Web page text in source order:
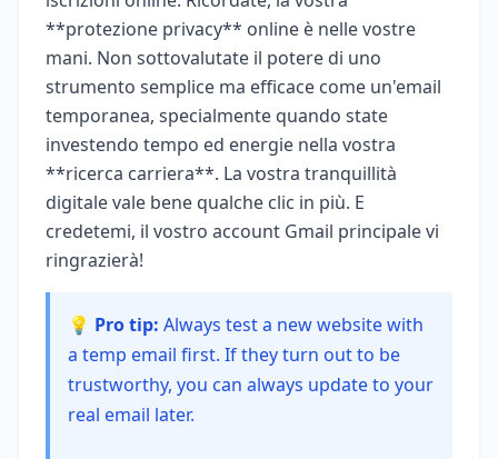
**protezione privacy** online è nelle vostre
mani. Non sottovalutate il potere di uno
strumento semplice ma efficace come un'email
temporanea, specialmente quando state
investendo tempo ed energie nella vostra
**ricerca carriera**. La vostra tranquillità
digitale vale bene qualche clic in più. E
credetemi, il vostro account Gmail principale vi
ringrazierà!
💡 Pro tip: Always test a new website with
a temp email first. If they turn out to be
trustworthy, you can always update to your
real email later.